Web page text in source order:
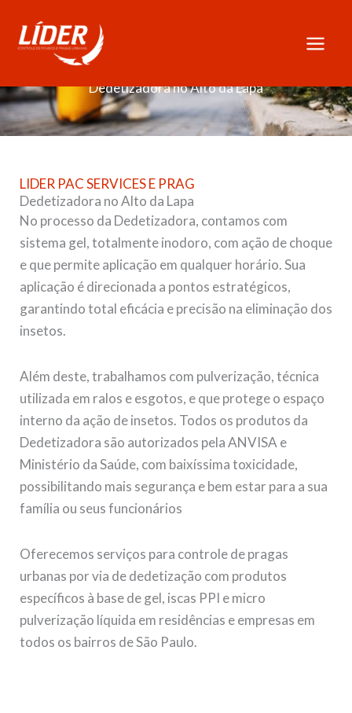
content
Dedetizadora no Alto da Lapa
LIDER PAC SERVICES E PRAG
Dedetizadora no Alto da Lapa
No processo da Dedetizadora, contamos com
sistema gel, totalmente inodoro, com ação de choque
e que permite aplicação em qualquer horário. Sua
aplicação é direcionada a pontos estratégicos,
garantindo total eficácia e precisão na eliminação dos
insetos.
Além deste, trabalhamos com pulverização, técnica
utilizada em ralos e esgotos, e que protege o espaço
interno da ação de insetos. Todos os produtos da
Dedetizadora são autorizados pela ANVISA e
Ministério da Saúde, com baixíssima toxicidade,
possibilitando mais segurança e bem estar para a sua
família ou seus funcionários
Oferecemos serviços para controle de pragas
urbanas por via de dedetização com produtos
específicos à base de gel, iscas PPI e micro
pulverização líquida em residências e empresas em
todos os bairros de São Paulo.